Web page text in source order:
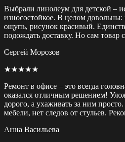
Выбрали линолеум для детской –
износостойкое. В целом
ощупь, рисунок красивый.
подождать доставку. Но сам товар
Сергей Морозов
★★★★★
Ремонт в офисе – это всегда
оказался отличным решением!
дорого, а ухаживать за ним
мебели, нет следов от стульев.
Анна Васильева